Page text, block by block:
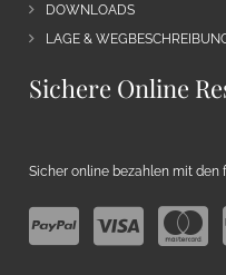
DOWNLOADS
LAGE &
Sichere Online
Sicher online bezahlen mit den